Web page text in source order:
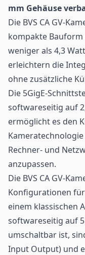
mm Gehäuse
Die BVS CA GV-
kompakte
weniger als 4,3
erleichtern die
ohne zusätzliche
Die 5GigE-
softwareseitig auf
ermöglicht es den
Rechner- und
anzupassen.
Die BVS CA GV-
Konfigurationen
einem klassischen
softwareseitig auf 5
umschaltbar ist,
Input Output) und